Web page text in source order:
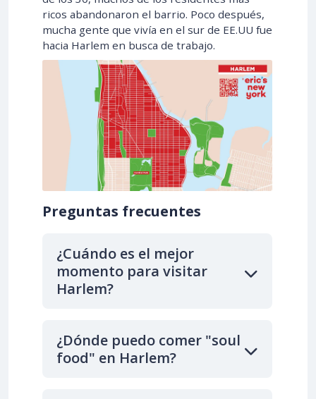
ricos abandonaron el barrio. Poco después,
mucha gente que vivía en el sur de EE.UU fue
hacia Harlem en busca de trabajo.
Preguntas frecuentes
¿Cuándo es el mejor
momento para visitar
Harlem?
¿Dónde puedo comer "soul
food" en Harlem?